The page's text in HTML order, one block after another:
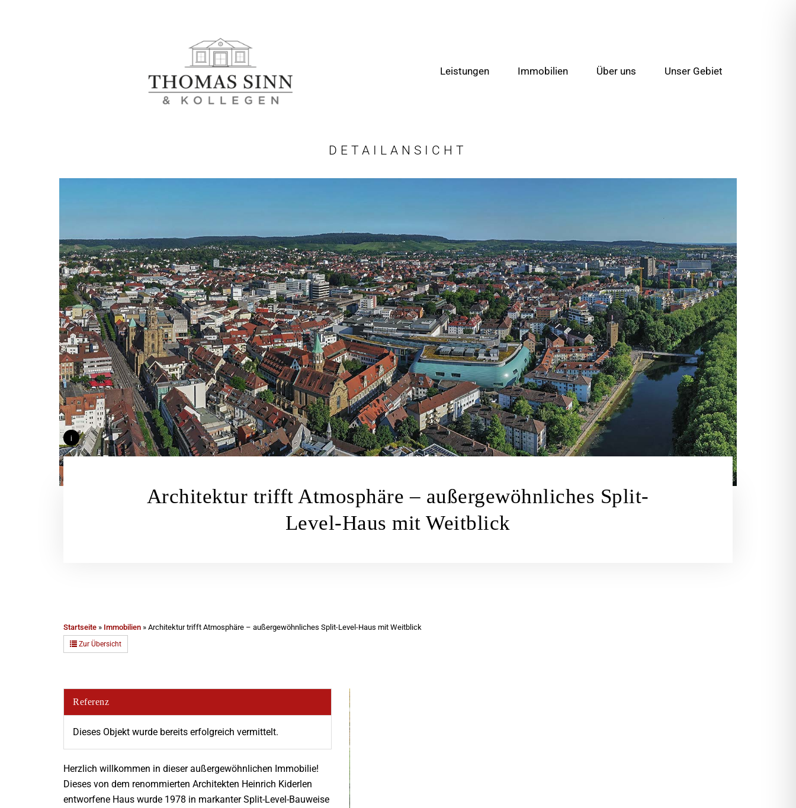
Leistungen Immobilien Über uns Unser Gebiet
DETAILANSICHT
i
Architektur trifft Atmosphäre – außergewöhnliches Split-
Level-Haus mit Weitblick
Startseite » Immobilien » Architektur trifft Atmosphäre – außergewöhnliches Split-Level-Haus mit Weitblick
Zur Übersicht
Referenz
Dieses Objekt wurde bereits erfolgreich vermittelt.
Herzlich willkommen in dieser außergewöhnlichen Immobilie!
Dieses von dem renommierten Architekten Heinrich Kiderlen
entworfene Haus wurde 1978 in markanter Split-Level-Bauweise